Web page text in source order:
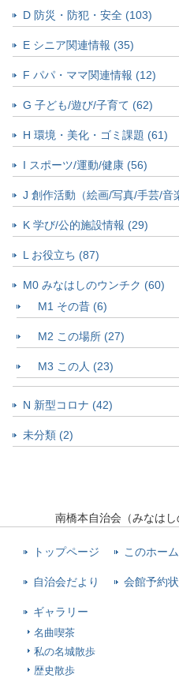
D 防災・防犯・安全 (103)
E シニア関連情報 (35)
F パパ・ママ関連情報 (12)
G 子ども/遊び/子育て (62)
H 環境・美化・ゴミ課題 (61)
I スポーツ/運動/健康 (56)
J 創作活動（絵画/写真/手芸/音
K 学び/公的施設情報 (29)
L お役立ち (87)
M0 みなはしのウンチク (60)
M1 その昔 (6)
M2 この場所 (27)
M3 この人 (23)
N 新型コロナ (42)
未分類 (2)
南橋本自治会（みなはし
トップページ このホー
自治会だより 会館予約
ギャラリー
名曲喫茶
私の名城散歩
歴史散歩